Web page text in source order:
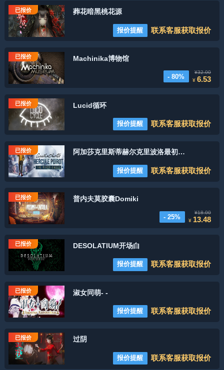
已报价 葬花暗黑桃花源
报价提醒 联系客服获取报价
已报价 Machinika博物馆
- 80%
¥32.00
¥6.53
已报价 Lucid循环
报价提醒 联系客服获取报价
已报价 阿加莎克里斯蒂赫尔克里波洛最初的案件
报价提醒 联系客服获取报价
已报价 普内夫莫胶囊Domiki
- 25%
¥18.00
¥ 13.48
已报价 DESOLATIUM开场白
报价提醒 联系客服获取报价
已报价 淑女同萌- -
报价提醒 联系客服获取报价
已报价 过阴
报价提醒 联系客服获取报价